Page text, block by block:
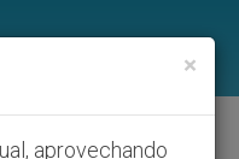
×
aprovechando